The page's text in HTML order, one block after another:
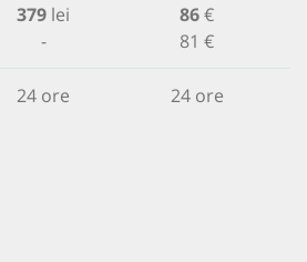
379 lei
-
86€
81 €
24 ore 24 ore